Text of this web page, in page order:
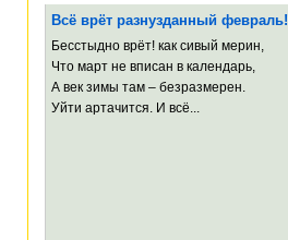
Всё врёт разнузданный февраль!
Бесстыдно врёт! как сивый мерин,
Что март не вписан в календарь,
А век зимы там – безразмерен.
Уйти артачится. И всё...